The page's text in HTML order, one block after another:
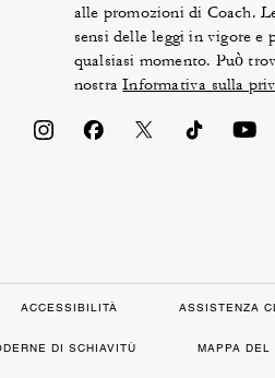
alle promozioni di Coach.
sensi delle leggi in vigore e
qualsiasi momento. Può
nostraInformativa sulla
ACCESSIBILITÀ ASSISTENZA
DI SCHIAVITÙ MAPPA DEL